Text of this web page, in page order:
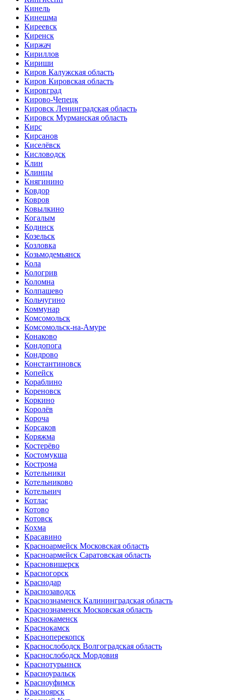
Кинель
Кинешма
Киреевск
Киренск
Киржач
Кириллов
Кириши
Киров Калужская область
Киров Кировская область
Кировград
Кирово-Чепецк
Кировск Ленинградская область
Кировск Мурманская область
Кирс
Кирсанов
Киселёвск
Кисловодск
Клин
Клинцы
Княгинино
Ковдор
Ковров
Ковылкино
Когалым
Кодинск
Козельск
Козловка
Козьмодемьянск
Кола
Кологрив
Коломна
Колпашево
Кольчугино
Коммунар
Комсомольск
Комсомольск-на-Амуре
Конаково
Кондопога
Кондрово
Константиновск
Копейск
Кораблино
Кореновск
Коркино
Королёв
Короча
Корсаков
Коряжма
Костерёво
Костомукша
Кострома
Котельники
Котельниково
Котельнич
Котлас
Котово
Котовск
Кохма
Красавино
Красноармейск Московская область
Красноармейск Саратовская область
Красновишерск
Красногорск
Краснодар
Краснозаводск
Краснознаменск Калининградская область
Краснознаменск Московская область
Краснокаменск
Краснокамск
Красноперекопск
Краснослободск Волгоградская область
Краснослободск Мордовия
Краснотурьинск
Красноуральск
Красноуфимск
Красноярск